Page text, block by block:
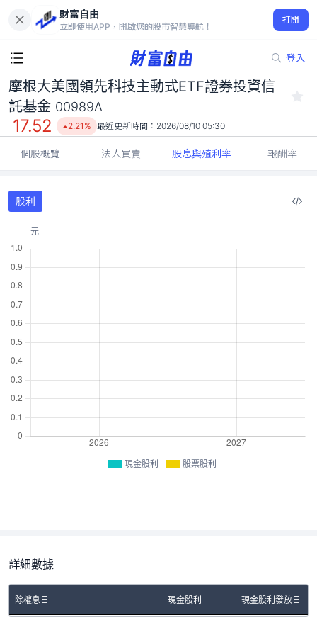
財富自由
立即使用APP，開啟您的股市智慧導航！
打開
登入
摩根大美國領先科技主動式ETF證券投資信託基金 00989A
17.52
2.21%
摩根大美國領先科技主動式ETF證券投資信
託基金 00989A
17.52 2.21% 最近更新時間： 2026/08/10 05:30
個股概覽 法人買賣 股息與殖利率 報酬率
股利
現金股利 股票股利
詳細數據
除權息日 現金股利 現金股利發放日